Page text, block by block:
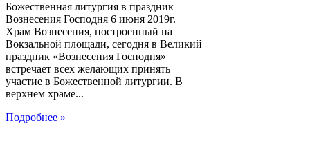
Божественная литургия в праздник
Вознесения Господня 6 июня 2019г.
Храм Вознесения, построенный на
Вокзальной площади, сегодня в Великий
праздник «Вознесения Господня»
встречает всех желающих принять
участие в Божественной литургии. В
верхнем храме...
Подробнее »